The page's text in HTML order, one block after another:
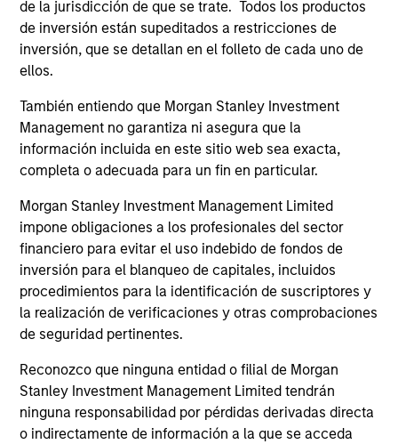
de la jurisdicción de que se trate. Todos los productos
de inversión están supeditados a restricciones de
inversión, que se detallan en el folleto de cada uno de
ellos.
También entiendo que Morgan Stanley Investment
Management no garantiza ni asegura que la
información incluida en este sitio web sea exacta,
completa o adecuada para un fin en particular.
Morgan Stanley Investment Management Limited
impone obligaciones a los profesionales del sector
financiero para evitar el uso indebido de fondos de
inversión para el blanqueo de capitales, incluidos
procedimientos para la identificación de suscriptores y
la realización de verificaciones y otras comprobaciones
de seguridad pertinentes.
Reconozco que ninguna entidad o filial de Morgan
Stanley Investment Management Limited tendrán
ninguna responsabilidad por pérdidas derivadas directa
o indirectamente de información a la que se acceda
de resultados futuros. La rentabilidad puede
aumentar o disminuir como consecuencia de las
fluctuaciones de las divisas. Todos los datos de
rentabilidad corresponden al valor liquidativo al
inicio y al final del periodo, son netos de
comisiones, y no tienen en cuenta las comisiones
y costes incurridos en la emisión y reembolso de
rentabilidad y los datos del índice es Morgan
Stanley Investment Management.
Por favor
clic aquípara obtener información adicional sobre
rentabilidad e información importante que debería
leer atentamente.
utilizando elÍndice Russell 3000®Valuedesde el
inicio hasta el 30 de agosto de 2019 y el Índice
Russell 3000 Growth®a partir de entonces.